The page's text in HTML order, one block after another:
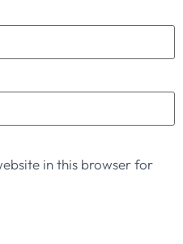
in this browser for